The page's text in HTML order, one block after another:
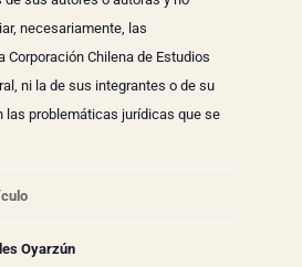
necesariamente, las
Corporación Chilena de Estudios
ni la de sus integrantes o de su
las problemáticas jurídicas que se
Oyarzún